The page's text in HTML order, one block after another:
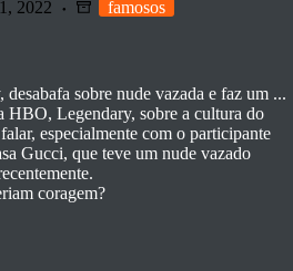
2022 famosos
HBO, Legendary, sobre a cultura do
especialmente com o participante
Gucci, que teve um nude vazado
coragem?